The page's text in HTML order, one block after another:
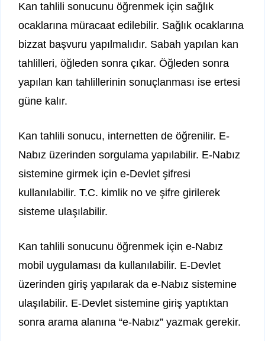
Kan tahlili sonucunu öğrenmek için sağlık
ocaklarına müracaat edilebilir. Sağlık ocaklarına
bizzat başvuru yapılmalıdır. Sabah yapılan kan
tahlilleri, öğleden sonra çıkar. Öğleden sonra
yapılan kan tahlillerinin sonuçlanması ise ertesi
güne kalır.
Kan tahlili sonucu, internetten de öğrenilir. E-
Nabız üzerinden sorgulama yapılabilir. E-Nabız
sistemine girmek için e-Devlet şifresi
kullanılabilir. T.C. kimlik no ve şifre girilerek
sisteme ulaşılabilir.
Kan tahlili sonucunu öğrenmek için e-Nabız
mobil uygulaması da kullanılabilir. E-Devlet
üzerinden giriş yapılarak da e-Nabız sistemine
ulaşılabilir. E-Devlet sistemine giriş yaptıktan
sonra arama alanına “e-Nabız” yazmak gerekir.